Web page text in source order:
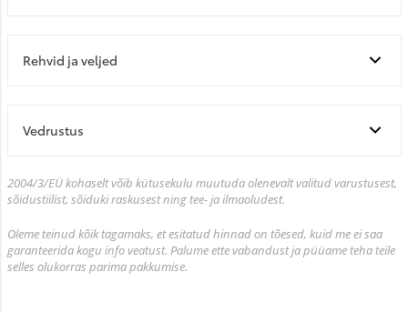
Rehvid ja veljed
Vedrustus
2004/3/EÜ kohaselt võib kütusekulu muutuda olenevalt valitud varustusest,
sõidustiilist, sõiduki raskusest ning tee- ja ilmaoludest.
Oleme teinud kõik tagamaks, et esitatud hinnad on tõesed, kuid me ei saa
garanteerida kogu info veatust. Palume ette vabandust ja püüame teha teile
selles olukorras parima pakkumise.